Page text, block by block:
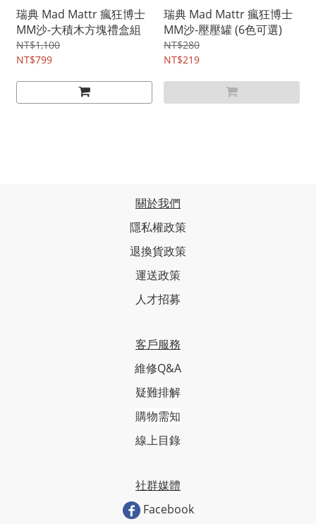
瑞典 Mad Mattr 瘋狂博士
MM沙-大積木方塊禮盒組
NT$1,100
NT$799
瑞典 Mad Mattr 瘋狂博士
MM沙-壓壓罐 (6色可選)
NT$280
NT$219
關於我們
隱私權政策
退換貨政策
運送政策
人才招募
客戶服務
維修Q&A
疑難排解
購物需知
線上目錄
社群媒體
Facebook